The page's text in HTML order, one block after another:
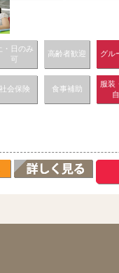
土・日のみ
可
高齢者歓迎 グル
社会保険 食事補助
服装